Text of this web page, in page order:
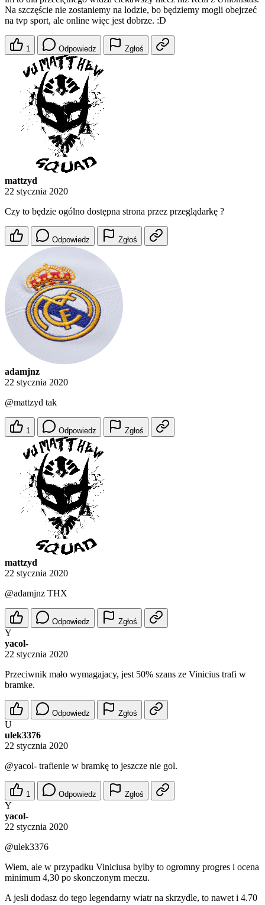
Na szczęście nie zostaniemy na lodzie, bo będziemy mogli obejrzeć
na tvp sport, ale online więc jest dobrze. :D
1 Odpowiedz Zgłoś
mattzyd
22 stycznia 2020
Czy to będzie ogólno dostępna strona przez przeglądarkę ?
Odpowiedz Zgłoś
adamjnz
22 stycznia 2020
@mattzyd tak
1 Odpowiedz Zgłoś
mattzyd
22 stycznia 2020
@adamjnz THX
Odpowiedz Zgłoś
Y
yacol-
22 stycznia 2020
Przeciwnik mało wymagajacy, jest 50% szans ze Vinicius trafi w
bramke.
Odpowiedz Zgłoś
U
ulek3376
22 stycznia 2020
@yacol- trafienie w bramkę to jeszcze nie gol.
1 Odpowiedz Zgłoś
Y
yacol-
22 stycznia 2020
@ulek3376
Wiem, ale w przypadku Viniciusa bylby to ogromny progres i ocena
minimum 4,30 po skonczonym meczu.
A jesli dodasz do tego legendarny wiatr na skrzydle, to nawet i 4.70